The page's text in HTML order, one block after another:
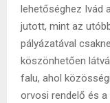
lehetőséghez Ivád
jutott, mint az
pályázatával
köszönhetően
falu, ahol
orvosi rendelő és a